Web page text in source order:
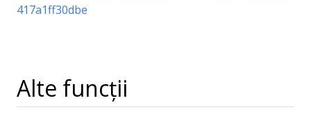
417a1ff30dbe
Alte funcții